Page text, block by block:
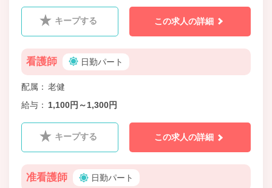
キープする この求人の詳細
看護師 日勤パート
配属
老健
給与
1,100円～1,300円
キープする この求人の詳細
准看護師 日勤パート